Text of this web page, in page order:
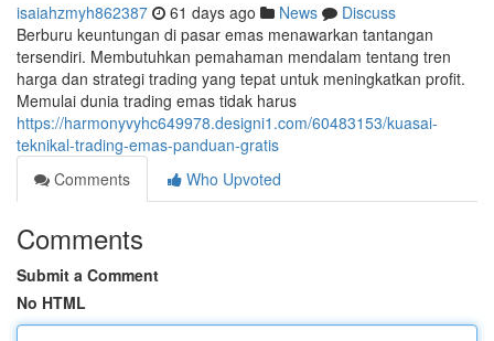
isaiahzmyh862387 61 days ago News
Discuss
Berburu keuntungan di pasar emas menawarkan tantangan
tersendiri. Membutuhkan pemahaman mendalam tentang tren
harga dan strategi trading yang tepat untuk meningkatkan profit.
Memulai dunia trading emas tidak harus
https://harmonyvyhc649978.designi1.com/60483153/kuasai-
teknikal-trading-emas-panduan-gratis
Comments
Who Upvoted
Comments
Submit a Comment
No HTML